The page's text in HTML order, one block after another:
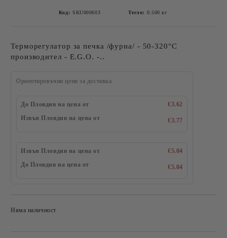
Код: SKU000603 Тегло: 0.500 кг
Терморегулатор за печка /фурна/ - 50-320°С
производител - E.G.O. -..
Ориентировъчни цени за доставка
До Пловдив на цена от
€3.62
Извън Пловдив на цена от
€3.77
Извън Пловдив на цена от
€5.04
До Пловдив на цена от
€5.04
Няма наличност